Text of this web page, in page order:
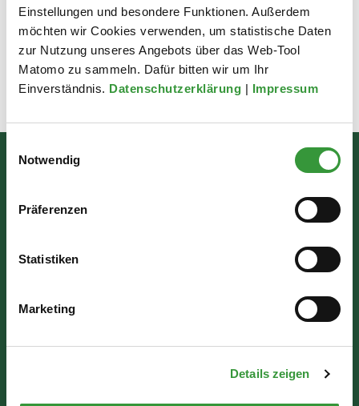
Einstellungen und besondere Funktionen. Außerdem
möchten wir Cookies verwenden, um statistische Daten
zur Nutzung unseres Angebots über das Web-Tool
Matomo zu sammeln. Dafür bitten wir um Ihr
Einverständnis. Datenschutzerklärung | Impressum
Notwendig
Präferenzen
Statistiken
Marketing
Details zeigen
Bürgerinformation
Rathausplatz 1
Mo - Mi: 07:30 - 16:30 Uhr
Do: 07:30 - 17:30 Uhr